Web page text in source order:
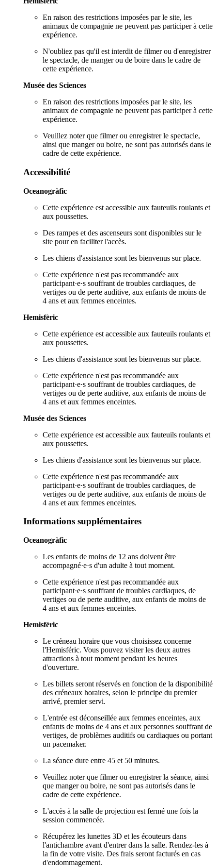
En raison des restrictions imposées par le site, les
animaux de compagnie ne peuvent pas participer à cette
expérience.
N'oubliez pas qu'il est interdit de filmer ou d'enregistrer
le spectacle, de manger ou de boire dans le cadre de
cette expérience.
Musée des Sciences
En raison des restrictions imposées par le site, les
animaux de compagnie ne peuvent pas participer à cette
expérience.
Veuillez noter que filmer ou enregistrer le spectacle,
ainsi que manger ou boire, ne sont pas autorisés dans le
cadre de cette expérience.
Accessibilité
Oceanogràfic
Cette expérience est accessible aux fauteuils roulants et
aux poussettes.
Des rampes et des ascenseurs sont disponibles sur le
site pour en faciliter l'accès.
Les chiens d'assistance sont les bienvenus sur place.
Cette expérience n'est pas recommandée aux
participant·e·s souffrant de troubles cardiaques, de
vertiges ou de perte auditive, aux enfants de moins de
4 ans et aux femmes enceintes.
Hemisfèric
Cette expérience est accessible aux fauteuils roulants et
aux poussettes.
Les chiens d'assistance sont les bienvenus sur place.
Cette expérience n'est pas recommandée aux
participant·e·s souffrant de troubles cardiaques, de
vertiges ou de perte auditive, aux enfants de moins de
4 ans et aux femmes enceintes.
Musée des Sciences
Cette expérience est accessible aux fauteuils roulants et
aux poussettes.
Les chiens d'assistance sont les bienvenus sur place.
Cette expérience n'est pas recommandée aux
participant·e·s souffrant de troubles cardiaques, de
vertiges ou de perte auditive, aux enfants de moins de
4 ans et aux femmes enceintes.
Informations supplémentaires
Oceanogràfic
Les enfants de moins de 12 ans doivent être
accompagné·e·s d'un adulte à tout moment.
Cette expérience n'est pas recommandée aux
participant·e·s souffrant de troubles cardiaques, de
vertiges ou de perte auditive, aux enfants de moins de
4 ans et aux femmes enceintes.
Hemisfèric
Le créneau horaire que vous choisissez concerne
l'Hemisféric. Vous pouvez visiter les deux autres
attractions à tout moment pendant les heures
d'ouverture.
Les billets seront réservés en fonction de la disponibilité
des créneaux horaires, selon le principe du premier
arrivé, premier servi.
L'entrée est déconseillée aux femmes enceintes, aux
enfants de moins de 4 ans et aux personnes souffrant de
vertiges, de problèmes auditifs ou cardiaques ou portant
un pacemaker.
La séance dure entre 45 et 50 minutes.
Veuillez noter que filmer ou enregistrer la séance, ainsi
que manger ou boire, ne sont pas autorisés dans le
cadre de cette expérience.
L'accès à la salle de projection est fermé une fois la
session commencée.
Récupérez les lunettes 3D et les écouteurs dans
l'antichambre avant d'entrer dans la salle. Rendez-les à
la fin de votre visite. Des frais seront facturés en cas
d'endommagement.